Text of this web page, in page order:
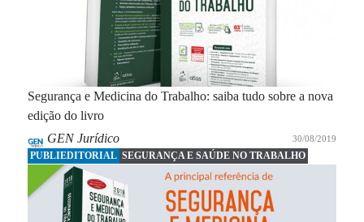
Segurança e Medicina do Trabalho: saiba tudo sobre a nova
edição do livro
GEN Jurídico
30/08/2019
PUBLIEDITORIAL SEGURANÇA E SAÚDE NO TRABALHO